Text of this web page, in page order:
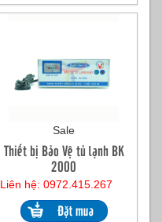
Sale
Thiết bị Bảo Vệ tủ lạnh BK
2000
Liên hệ: 0972.415.267